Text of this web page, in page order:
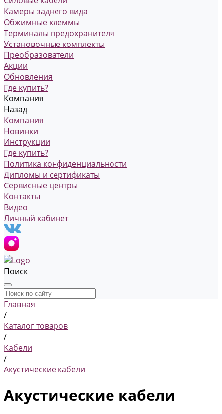
Камеры заднего вида
Обжимные клеммы
Терминалы предохранителя
Установочные комплекты
Преобразователи
Акции
Обновления
Где купить?
Компания
Назад
Компания
Новинки
Инструкции
Где купить?
Политика конфиденциальности
Дипломы и сертификаты
Сервисные центры
Контакты
Видео
Личный кабинет
Поиск
Главная
/
Каталог товаров
/
Кабели
/
Акустические кабели
Акустические кабели